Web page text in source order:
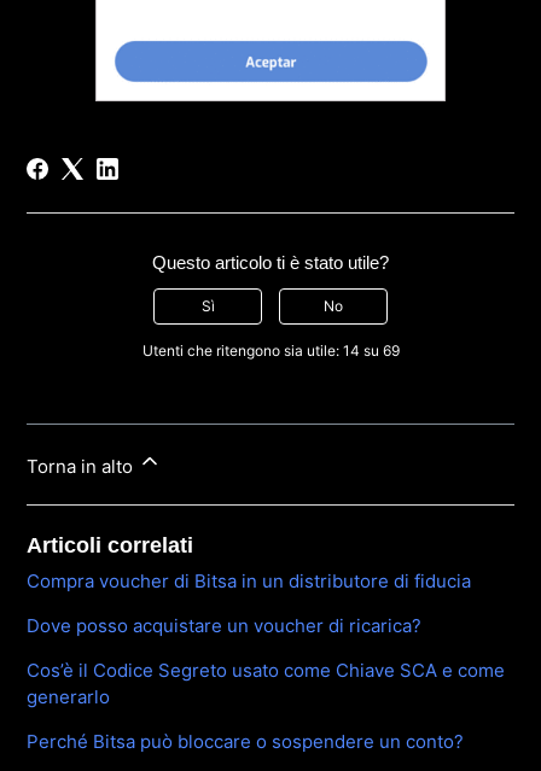
Questo articolo ti è stato utile?
Sì No
Utenti che ritengono sia utile: 14 su 69
Torna in alto
Articoli correlati
Compra voucher di Bitsa in un distributore di fiducia
Dove posso acquistare un voucher di ricarica?
Cos’è il Codice Segreto usato come Chiave SCA e come
generarlo
Perché Bitsa può bloccare o sospendere un conto?